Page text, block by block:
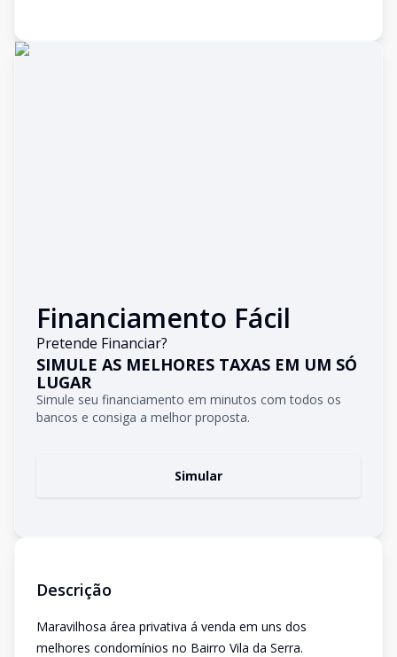
Financiamento Fácil
Pretende Financiar?
SIMULE AS MELHORES TAXAS EM UM SÓ
LUGAR
Simule seu financiamento em minutos com todos os
bancos e consiga a melhor proposta.
Simular
Descrição
Maravilhosa área privativa á venda em uns dos
melhores condomínios no Bairro Vila da Serra.